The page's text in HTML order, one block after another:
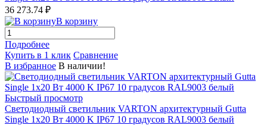
36 273.74 ₽
В корзину
Подробнее
Купить в 1 клик Сравнение
В избранное В наличии!
Быстрый просмотр
Светодиодный светильник VARTON архитектурный Gutta
Single 1x20 Вт 4000 K IP67 10 градусов RAL9003 белый